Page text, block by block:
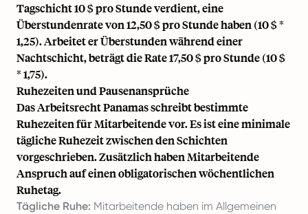
Tagschicht 10 $ pro Stunde verdient, eine
Überstundenrate von 12,50 $ pro Stunde haben (10 $ *
1,25). Arbeitet er Überstunden während einer
Nachtschicht, beträgt die Rate 17,50 $ pro Stunde (10 $
* 1,75).
Ruhezeiten und Pausenansprüche
Das Arbeitsrecht Panamas schreibt bestimmte
Ruhezeiten für Mitarbeitende vor. Es ist eine minimale
tägliche Ruhezeit zwischen den Schichten
vorgeschrieben. Zusätzlich haben Mitarbeitende
Anspruch auf einen obligatorischen wöchentlichen
Ruhetag.
Tägliche Ruhe: Mitarbeitende haben im Allgemeinen